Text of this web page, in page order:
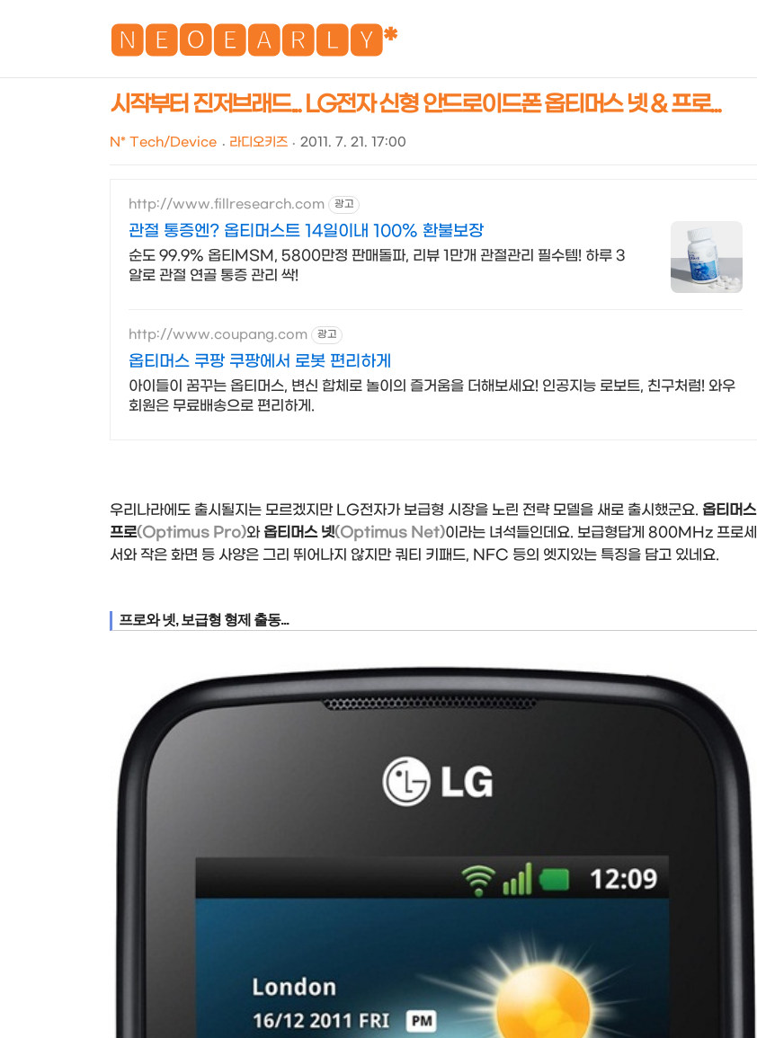
🅽🅴🅾🅴🅰🆁🅻🆈*NEOEARLY*
시작부터 진저브래드... LG전자 신형 안드로이드폰 옵티머스 넷 & 프로...
N* Tech/Device 라디오키즈 2011. 7. 21. 17:00
http://www.fillresearch.com 광고
관절 통증엔? 옵티머스트 14일이내 100% 환불보장
순도 99.9% 옵티MSM, 5800만정 판매돌파, 리뷰 1만개 관절관리 필수템! 하루 3
알로 관절 연골 통증 관리 싹!
http://www.coupang.com 광고
옵티머스 쿠팡 쿠팡에서 로봇 편리하게
아이들이 꿈꾸는 옵티머스, 변신 합체로 놀이의 즐거움을 더해보세요! 인공지능 로보트, 친구처럼! 와우
회원은 무료배송으로 편리하게.
우리나라에도 출시될지는 모르겠지만 LG전자가 보급형 시장을 노린 전략 모델을 새로 출시했군요. 옵티머스
프로(Optimus Pro)와옵티머스 넷(Optimus Net)이라는 녀석들인데요. 보급형답게 800MHz 프로세
서와 작은 화면 등 사양은 그리 뛰어나지 않지만 쿼티 키패드, NFC 등의 엣지있는 특징을 담고 있네요.
프로와 넷, 보급형 형제 출동...